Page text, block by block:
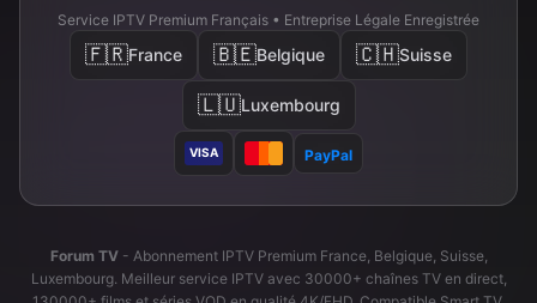
Service IPTV Premium Français • Entreprise Légale Enregistrée
🇫🇷France 🇧🇪Belgique 🇨🇭Suisse
🇱🇺Luxembourg
VISA PayPal
Forum TV- Abonnement IPTV Premium France, Belgique, Suisse,
Luxembourg. Meilleur service IPTV avec 30000+ chaînes TV en direct,